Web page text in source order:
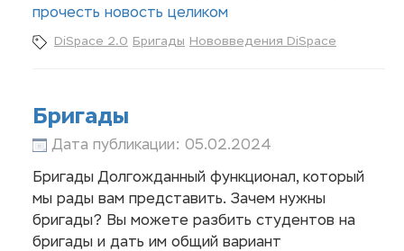
прочесть новость целиком
DiSpace 2.0 Бригады Нововведения DiSpace
Бригады
Дата публикации: 05.02.2024
Бригады Долгожданный функционал, который
мы рады вам представить. Зачем нужны
бригады? Вы можете разбить студентов на
бригады и дать им общий вариант